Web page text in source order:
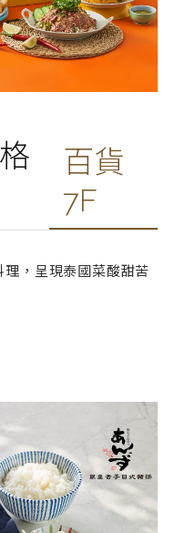
百貨
7F
理，呈現泰國菜酸甜苦